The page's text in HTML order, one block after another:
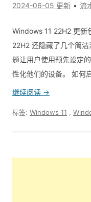
2024-06-05 更新 流
Windows 11 22H2 更新
22H2 还隐藏了几个简
题让用户使用预先设定
性化他们的设备。 如何
继续阅读 →
标签: Windows 11